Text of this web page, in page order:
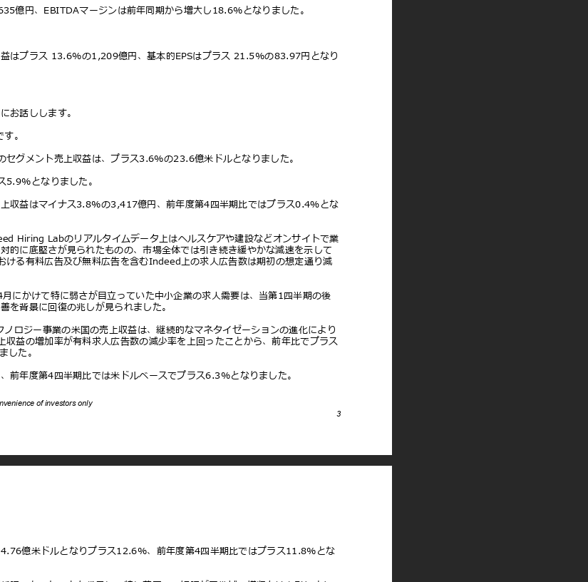
億円、EBITDAマージンは前年同期から増⼤し18.6%となりました。
はプラス 13.6%の1,209億円、基本的EPSはプラス 21.5%の83.97円となり
お話しします。
す。
セグメント売上収益は、プラス3.6%の23.6億⽶ドルとなりました。
5.9%となりました。
収益はマイナス3.8%の3,417億円、前年度第4四半期⽐ではプラス0.4％とな
Hiring Labのリアルタイムデータ上はヘルスケアや建設などオンサイトで業
的に底堅さが⾒られたものの、市場全体では引き続き緩やかな減速を⽰して
ける有料広告及び無料広告を含むIndeed上の求⼈広告数は期初の想定通り減
にかけて特に弱さが⽬⽴っていた中⼩企業の求⼈需要は、当第1四半期の後
を背景に回復の兆しが⾒られました。
ロジー事業の⽶国の売上収益は、継続的なマネタイゼーションの進化により
収益の増加率が有料求⼈広告数の減少率を上回ったことから、前年⽐でプラス
した。
前年度第4四半期⽐では⽶ドルベースでプラス6.3%となりました。
of investors only
3
億⽶ドルとなりプラス12.6%、前年度第4四半期⽐ではプラス11.8%とな